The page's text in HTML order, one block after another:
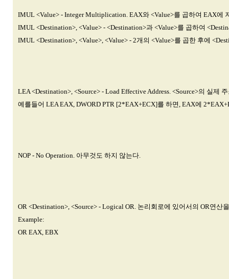
IMUL <Value> - Integer Multiplication. EAX와 <Value>를 곱하여 EAX에
IMUL <Destination>, <Value> - <Destination>과 <Value>를 곱하여
IMUL <Destination>, <Value>, <Value> - 2개의 <Value>를 곱한 후에
LEA <Destination>, <Source> - Load Effective Address. <Source>의 실
예를들어 LEA EAX, DWORD PTR [2*EAX+ECX]를 하면, EAX에
NOP - No Operation. 아무것도 하지 않는다.
OR <Destination>, <Source> - Logical OR. 논리회로에 있어서의 OR연
Example:
OR EAX, EBX